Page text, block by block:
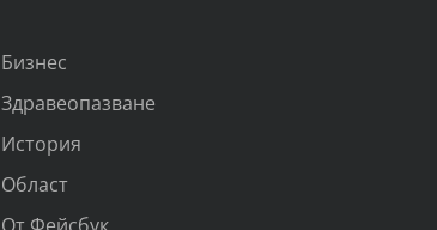
Бизнес
Здравеопазване
История
Област